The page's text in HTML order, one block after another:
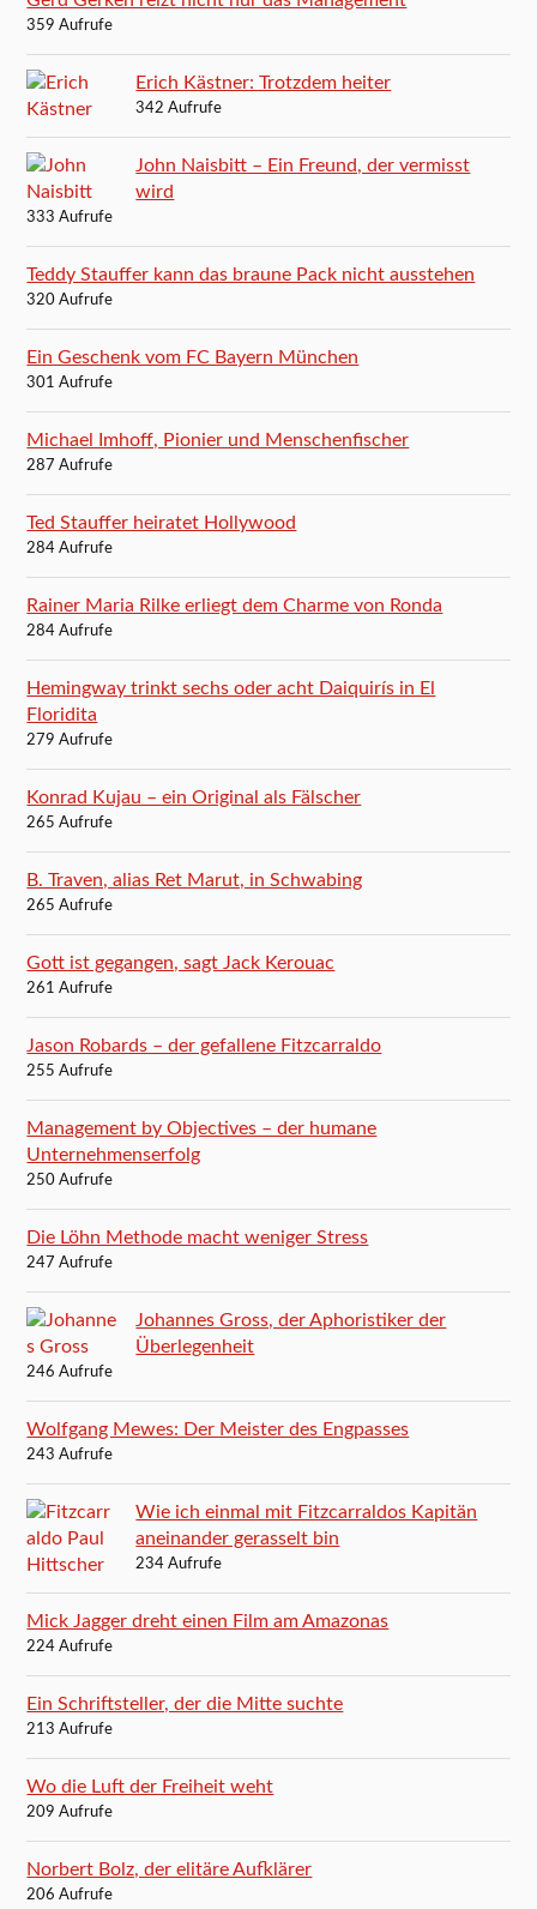
359 Aufrufe
Erich Kästner: Trotzdem heiter
342 Aufrufe
John Naisbitt – Ein Freund, der vermisst
wird
333 Aufrufe
Teddy Stauffer kann das braune Pack nicht ausstehen
320 Aufrufe
Ein Geschenk vom FC Bayern München
301 Aufrufe
Michael Imhoff, Pionier und Menschenfischer
287 Aufrufe
Ted Stauffer heiratet Hollywood
284 Aufrufe
Rainer Maria Rilke erliegt dem Charme von Ronda
284 Aufrufe
Hemingway trinkt sechs oder acht Daiquirís in El
Floridita
279 Aufrufe
Konrad Kujau – ein Original als Fälscher
265 Aufrufe
B. Traven, alias Ret Marut, in Schwabing
265 Aufrufe
Gott ist gegangen, sagt Jack Kerouac
261 Aufrufe
Jason Robards – der gefallene Fitzcarraldo
255 Aufrufe
Management by Objectives – der humane
Unternehmenserfolg
250 Aufrufe
Die Löhn Methode macht weniger Stress
247 Aufrufe
Johannes Gross, der Aphoristiker der
Überlegenheit
246 Aufrufe
Wolfgang Mewes: Der Meister des Engpasses
243 Aufrufe
Wie ich einmal mit Fitzcarraldos Kapitän
aneinander gerasselt bin
234 Aufrufe
Mick Jagger dreht einen Film am Amazonas
224 Aufrufe
Ein Schriftsteller, der die Mitte suchte
213 Aufrufe
Wo die Luft der Freiheit weht
209 Aufrufe
Norbert Bolz, der elitäre Aufklärer
206 Aufrufe